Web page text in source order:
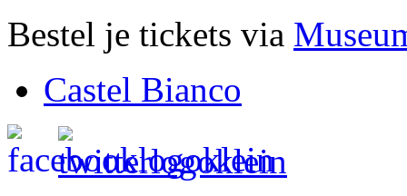
Bestel je tickets via
Castel Bianco